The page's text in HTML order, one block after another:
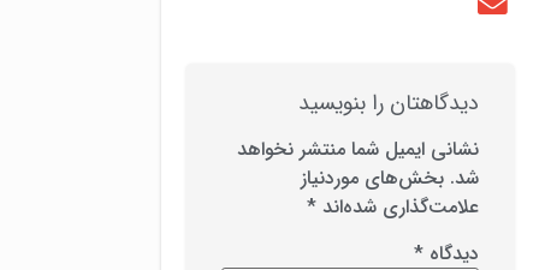
دیدگاهتان را بنویسید
نشانی ایمیل شما منتشر نخواهد
شد. بخش‌های موردنیاز
علامت‌گذاری شده‌اند *
دیدگاه *